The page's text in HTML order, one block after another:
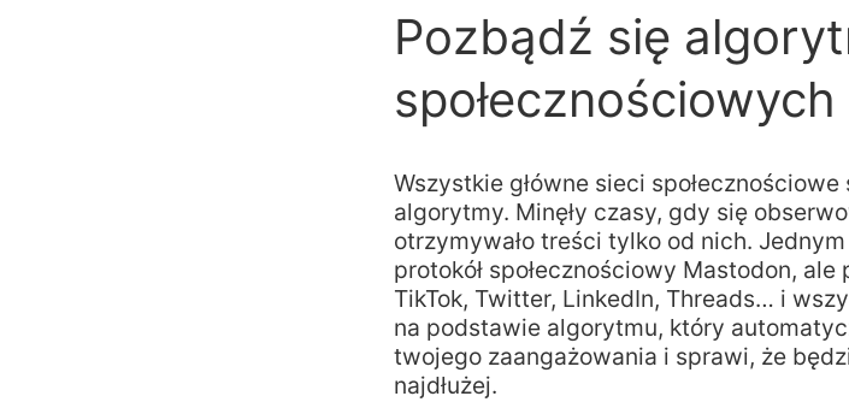
Pozbądź się
społecznościowych
Wszystkie główne sieci
algorytmy. Minęły czasy, gdy się
otrzymywało treści tylko od nich.
protokół społecznościowy Mastodon,
TikTok, Twitter, LinkedIn, Threads… i
na podstawie algorytmu, który
twojego zaangażowania i sprawi, że
najdłużej.